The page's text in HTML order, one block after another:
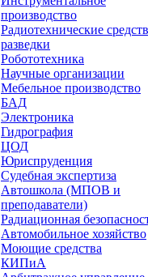
производство
Радиотехнические
разведки
Робототехника
Научные организации
Мебельное производство
БАД
Электроника
Гидрография
ЦОД
Юриспруденция
Судебная экспертиза
Автошкола (МПОВ и
преподаватели)
Радиационная
Автомобильное хозяйство
Моющие средства
КИПиА